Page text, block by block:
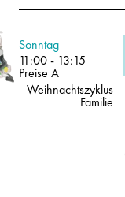
Volksoper
Sonntag
11:00- 13:15
Preise A
Weihnachtszyklus
Familie